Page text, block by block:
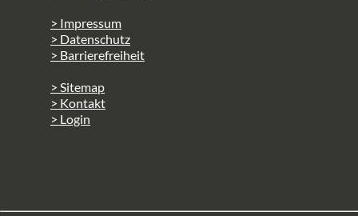
> Impressum
> Datenschutz
> Barrierefreiheit
> Sitemap
> Kontakt
> Login